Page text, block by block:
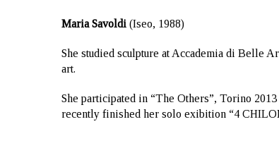
Maria Savoldi (Iseo, 1988)
She studied sculpture at Accademia di Belle
art.
She participated in “The Others”, Torino
recently finished her solo exibition “4